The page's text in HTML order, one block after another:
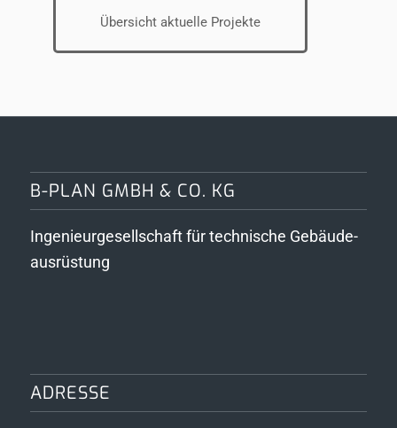
Übersicht aktuelle Projekte
B-PLAN GMBH & CO. KG
Ingenieurgesellschaft für technische Gebäude­
ausrüstung
ADRESSE